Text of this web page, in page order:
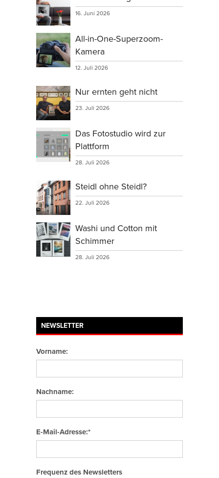
16. Juni 2026
All-in-One-Superzoom-
Kamera
12. Juli 2026
Nur ernten geht nicht
23. Juli 2026
Das Fotostudio wird zur
Plattform
28. Juli 2026
Steidl ohne Steidl?
22. Juli 2026
Washi und Cotton mit
Schimmer
28. Juli 2026
NEWSLETTER
Vorname:
Nachname:
E-Mail-Adresse:*
Frequenz des Newsletters